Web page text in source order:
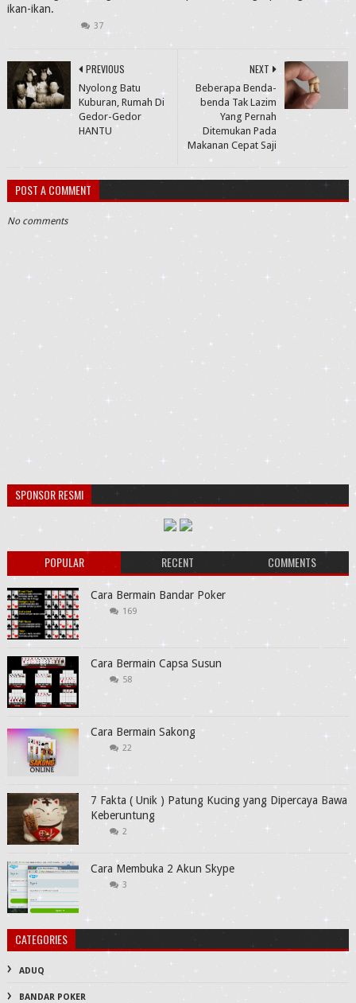
ikan-ikan.
37
NEXT
Beberapa Benda-
benda Tak Lazim
Yang Pernah
Ditemukan Pada
Makanan Cepat Saji
PREVIOUS
Nyolong Batu
Kuburan, Rumah Di
Gedor-Gedor
HANTU
POST A COMMENT
No comments
SPONSOR RESMI
POPULAR RECENT COMMENTS
Cara Bermain Bandar Poker
169
Cara Bermain Capsa Susun
58
Cara Bermain Sakong
22
7 Fakta ( Unik ) Patung Kucing yang Dipercaya Bawa
Keberuntung
2
Cara Membuka 2 Akun Skype
3
CATEGORIES
ADUQ
BANDAR POKER